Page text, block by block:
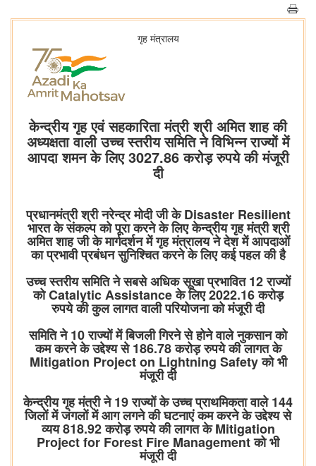
गृह मंत्रालय
केन्द्रीय गृह एवं सहकारिता मंत्री श्री अमित शाह की
अध्यक्षता वाली उच्च स्तरीय समिति ने विभिन्न राज्यों में
आपदा शमन के लिए 3027.86 करोड़ रुपये की मंजूरी
दी
प्रधानमंत्री श्री नरेन्द्र मोदी जी के Disaster Resilient
भारत के संकल्प को पूरा करने के लिए केन्द्रीय गृह मंत्री श्री
अमित शाह जी के मार्गदर्शन में गृह मंत्रालय ने देश में आपदाओं
का प्रभावी प्रबंधन सुनिश्चित करने के लिए कई पहल की है
उच्च स्तरीय समिति ने सबसे अधिक सूखा प्रभावित 12 राज्यों
को Catalytic Assistance के लिए 2022.16 करोड़
रुपये की कुल लागत वाली परियोजना को मंजूरी दी
समिति ने 10 राज्यों में बिजली गिरने से होने वाले नुकसान को
कम करने के उद्देश्य से 186.78 करोड़ रुपये की लागत के
Mitigation Project on Lightning Safety को भी
मंजूरी दी
केन्द्रीय गृह मंत्री ने 19 राज्यों के उच्च प्राथमिकता वाले 144
जिलों में जंगलों में आग लगने की घटनाएं कम करने के उद्देश्य से
व्यय 818.92 करोड़ रुपये की लागत के Mitigation
Project for Forest Fire Management को भी
मंजूरी दी